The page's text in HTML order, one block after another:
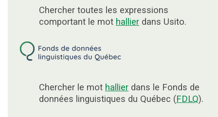
Chercher toutes les expressions
comportant le mot hallier dans Usito.
Chercher le mot hallier dans le Fonds de
données linguistiques du Québec (FDLQ).